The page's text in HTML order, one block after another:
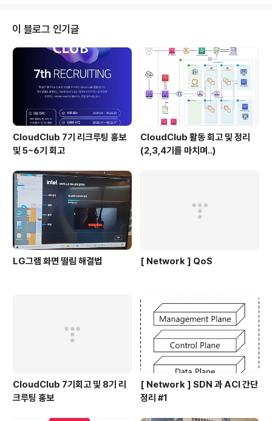
oad, Namespace, 인프라 등 Kubernetes 비용 가시
성 확보 Optimization Insight: 비용 최적화 Insight 제
공 Alerts & Governance: 예산설정 및 알림 기능 제공
결론적으로 쿠버네티스는 Kubernet..
이 블로그 인기글
CloudClub 7기 리크루팅 홍보
및 5~6기 회고
CloudClub 활동 회고 및 정리
(2,3,4기를 마치며..)
LG그램 화면 떨림 해결법 [ Network ] QoS
CloudClub 7기회고 및 8기 리
크루팅 홍보
[ Network ] SDN 과 ACI 간단
정리 #1